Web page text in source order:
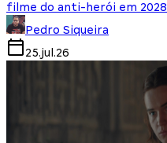
filme do anti-herói em 2028
Pedro Siqueira
25.jul.26